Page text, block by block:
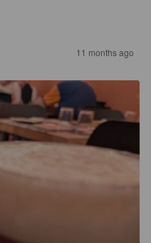
11 months ago